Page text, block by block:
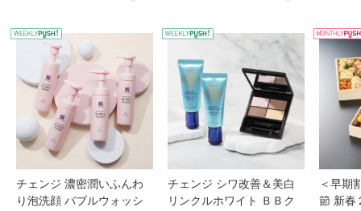
WEEKLY PUSH
チェンジ 濃密潤いふんわ
り泡洗顔 バブルウォッシ
チェンジ シワ改善＆美白
リンクルホワイト ＢＢク
＜早期
節 新春